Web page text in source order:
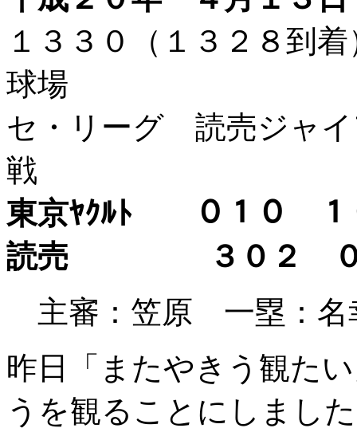
１３３０（１３２８
球場
セ・リーグ 読売ジャイ
戦
東京ﾔｸﾙﾄ ０１０ １
読売 ３０２
主審：笠原 一塁：名
昨日「またやきう観た
うを観ることにしまし